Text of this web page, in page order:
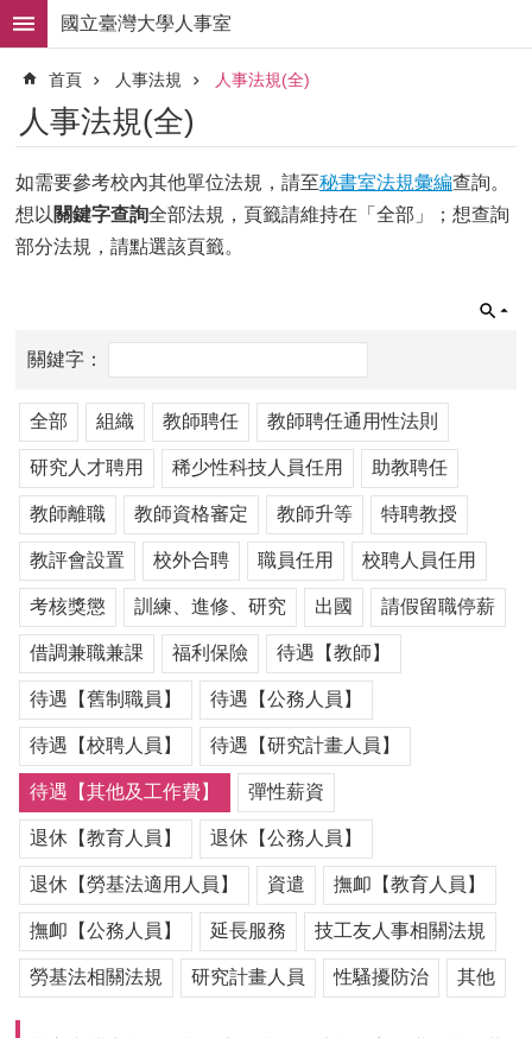
跳到主要內容區塊
進
階
搜
尋
求
職
徵
才
掌
人
事
法
規
常
用
表
單
各
類
專
區
查
詢
事
項
相
關
網
站
國立臺灣大學人事室
首頁 人事法規 人事法規(全)
人事法規(全)
如需要參考校內其他單位法規，請至秘書室法規彙編查詢。
想以 關鍵字查詢全部法規，頁籤請維持在「全部」；想查詢
部分法規，請點選該頁籤。
全部 組織 教師聘任 教師聘任通用性法則
研究人才聘用 稀少性科技人員任用 助教聘任
教師離職 教師資格審定 教師升等 特聘教授
教評會設置 校外合聘 職員任用 校聘人員任用
考核獎懲 訓練、進修、研究 出國 請假留職停薪
借調兼職兼課 福利保險 待遇【教師】
待遇【舊制職員】 待遇【公務人員】
待遇【校聘人員】 待遇【研究計畫人員】
待遇【其他及工作費】 彈性薪資
退休【教育人員】 退休【公務人員】
退休【勞基法適用人員】 資遣 撫卹【教育人員】
撫卹【公務人員】 延長服務 技工友人事相關法規
勞基法相關法規 研究計畫人員 性騷擾防治 其他